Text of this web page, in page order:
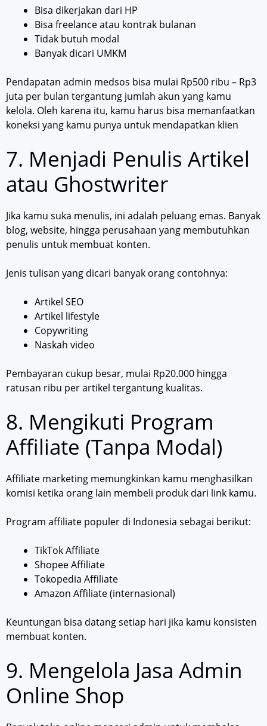
Bisa dikerjakan dari HP
Bisa freelance atau kontrak bulanan
Tidak butuh modal
Banyak dicari UMKM
Pendapatan admin medsos bisa mulai Rp500 ribu – Rp3
juta per bulan tergantung jumlah akun yang kamu
kelola. Oleh karena itu, kamu harus bisa memanfaatkan
koneksi yang kamu punya untuk mendapatkan klien
7. Menjadi Penulis Artikel
atau Ghostwriter
Jika kamu suka menulis, ini adalah peluang emas. Banyak
blog, website, hingga perusahaan yang membutuhkan
penulis untuk membuat konten.
Jenis tulisan yang dicari banyak orang contohnya:
Artikel SEO
Artikel lifestyle
Copywriting
Naskah video
Pembayaran cukup besar, mulai Rp20.000 hingga
ratusan ribu per artikel tergantung kualitas.
8. Mengikuti Program
Affiliate (Tanpa Modal)
Affiliate marketing memungkinkan kamu menghasilkan
komisi ketika orang lain membeli produk dari link kamu.
Program affiliate populer di Indonesia sebagai berikut:
TikTok Affiliate
Shopee Affiliate
Tokopedia Affiliate
Amazon Affiliate (internasional)
Keuntungan bisa datang setiap hari jika kamu konsisten
membuat konten.
9. Mengelola Jasa Admin
Online Shop